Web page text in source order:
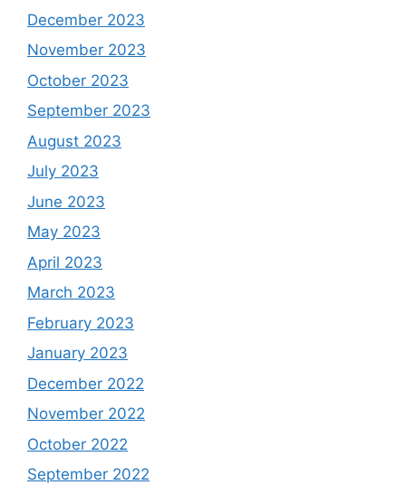
December 2023
November 2023
October 2023
September 2023
August 2023
July 2023
June 2023
May 2023
April 2023
March 2023
February 2023
January 2023
December 2022
November 2022
October 2022
September 2022